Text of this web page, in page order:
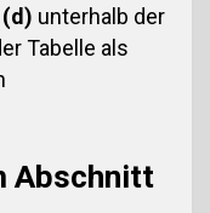
(d) unterhalb der
Tabelle als
Abschnitt